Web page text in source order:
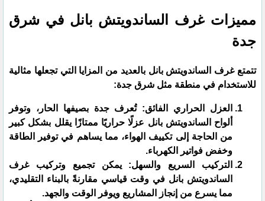
​مميزات غرف الساندويتش بانل في شرق
جدة
​تتمتع غرف الساندويتش بانل بالعديد من المزايا التي تجعلها مثالية
للاستخدام في منطقة مثل شرق جدة:
​العزل الحراري الفائق: تُعرف جدة بصيفها الحار، وتوفر
ألواح الساندويتش بانل عزلًا حراريًا ممتازًا يقلل بشكل كبير
من الحاجة إلى تكييف الهواء، مما يساهم في توفير الطاقة
وخفض فواتير الكهرباء.
​التركيب السريع والسهل: يمكن تجميع وتركيب غرف
الساندويتش بانل في وقت قياسي مقارنةً بالبناء التقليدي،
مما يسرع من إنجاز المشاريع ويوفر الوقت والجهد.